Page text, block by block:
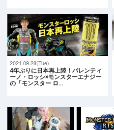
2021.09.28(Tue)
4年ぶりに日本再上陸！バレンティ
ーノ・ロッシ×モンスターエナジー
の「モンスター ロ…